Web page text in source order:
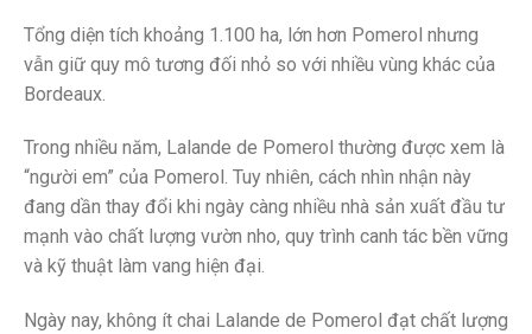
Tổng diện tích khoảng 1.100 ha, lớn hơn Pomerol nhưng
vẫn giữ quy mô tương đối nhỏ so với nhiều vùng khác của
Bordeaux.
Trong nhiều năm, Lalande de Pomerol thường được xem là
“người em” của Pomerol. Tuy nhiên, cách nhìn nhận này
đang dần thay đổi khi ngày càng nhiều nhà sản xuất đầu tư
mạnh vào chất lượng vườn nho, quy trình canh tác bền vững
và kỹ thuật làm vang hiện đại.
Ngày nay, không ít chai Lalande de Pomerol đạt chất lượng